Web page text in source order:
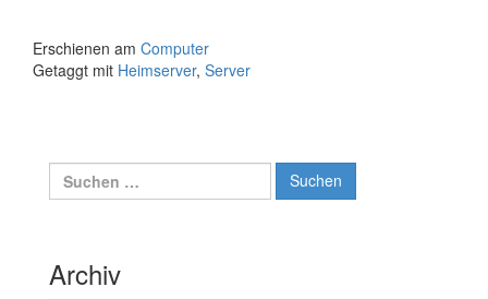
Erschienen am Computer
Getaggt mit Heimserver, Server
Suche
nach:
Archiv